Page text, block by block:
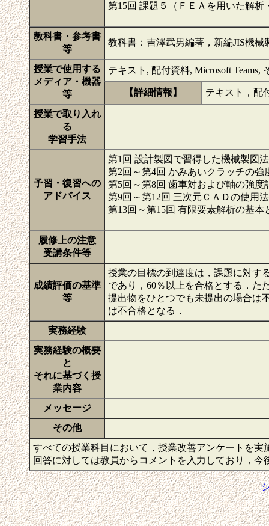
第15回 課題５（ＦＥＡを用いた解析
教科書・参考書
等
教科書：吉澤武男編著，新編JIS機
授業で使用する
メディア・機器
等
テキスト, 配付資料, Microsoft Teams,
【詳細情報】 テキスト，配
授業で取り入れ
る
学習手法
予習・復習への
アドバイス
第1回 設計製図で習得した機械製図
第2回～第4回 かみあいクラッチの強
第5回～第8回 歯車対および軸の強度
第9回～第12回 三次元ＣＡＤの使用
第13回～第15回 有限要素解析の基
履修上の注意
受講条件等
成績評価の基準
等
授業の目標の到達度は，課題に対す
であり，60％以上を合格とする．た
提出物をひとつでも未提出の場合は
は不合格となる．
実務経験
実務経験の概要
と
それに基づく授
業内容
メッセージ
その他
すべての授業科目において，授業改善アンケートを
回答に対しては教員からコメントを入力しており，